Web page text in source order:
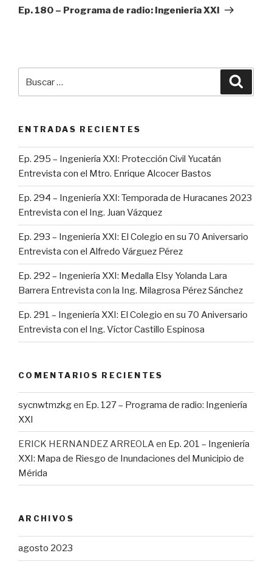
entrada
Ep. 180 – Programa de radio: Ingeniería XXI
ENTRADAS RECIENTES
Ep. 295 – Ingeniería XXI: Protección Civil Yucatán
Entrevista con el Mtro. Enrique Alcocer Bastos
Ep. 294 – Ingeniería XXI: Temporada de Huracanes 2023
Entrevista con el Ing. Juan Vázquez
Ep. 293 – Ingeniería XXI: El Colegio en su 70 Aniversario
Entrevista con el Alfredo Várguez Pérez
Ep. 292 – Ingeniería XXI: Medalla Elsy Yolanda Lara
Barrera Entrevista con la Ing. Milagrosa Pérez Sánchez
Ep. 291 – Ingeniería XXI: El Colegio en su 70 Aniversario
Entrevista con el Ing. Víctor Castillo Espinosa
COMENTARIOS RECIENTES
sycnwtmzkgen Ep. 127 – Programa de radio: Ingeniería
XXI
ERICK HERNANDEZ ARREOLAen Ep. 201 – Ingeniería
XXI: Mapa de Riesgo de Inundaciones del Municipio de
Mérida
ARCHIVOS
agosto 2023